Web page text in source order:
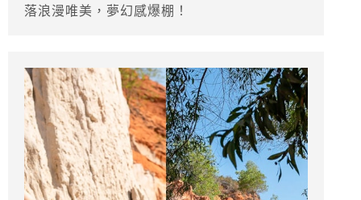
落浪漫唯美，夢幻感爆棚！